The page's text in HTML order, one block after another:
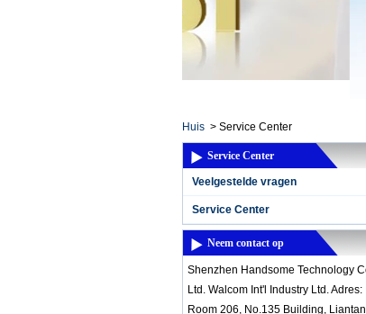
Huis > Service Center
Service Center
Veelgestelde vragen
Service Center
Neem contact op
Shenzhen Handsome Technology
Ltd. Walcom Int'l Industry Ltd. Adres:
Room 206, No.135 Building,